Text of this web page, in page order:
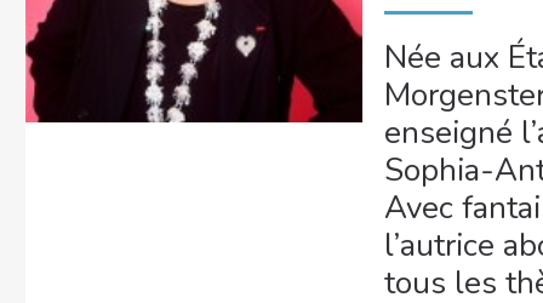
Née aux
enseigné
Sophia-
Avec
l’autrice
tous les